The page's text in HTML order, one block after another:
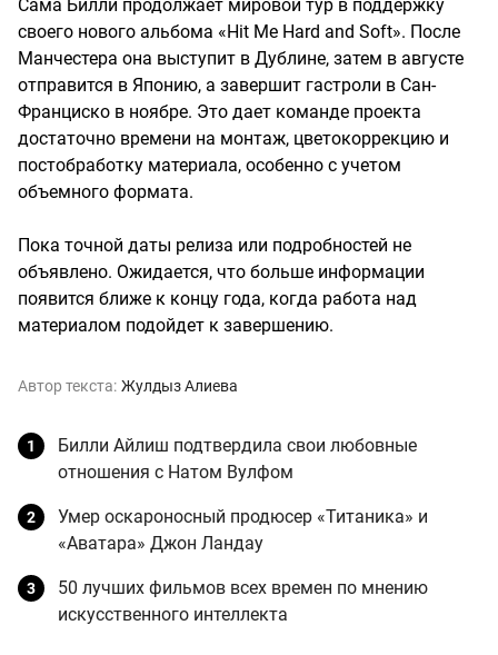
Сама Билли продолжает мировой тур в поддержку
своего нового альбома «Hit Me Hard and Soft». После
Манчестера она выступит в Дублине, затем в августе
отправится в Японию, а завершит гастроли в Сан-
Франциско в ноябре. Это дает команде проекта
достаточно времени на монтаж, цветокоррекцию и
постобработку материала, особенно с учетом
объемного формата.
Пока точной даты релиза или подробностей не
объявлено. Ожидается, что больше информации
появится ближе к концу года, когда работа над
материалом подойдет к завершению.
Автор текста: Жулдыз Алиева
Билли Айлиш подтвердила свои любовные
отношения с Натом Вулфом
Умер оскароносный продюсер «Титаника» и
«Аватара» Джон Ландау
50 лучших фильмов всех времен по мнению
искусственного интеллекта